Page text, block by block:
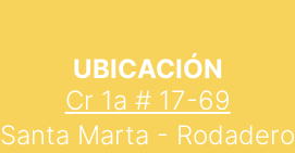
UBICACIÓN
Cr 1a # 17-69
Santa Marta - Rodadero